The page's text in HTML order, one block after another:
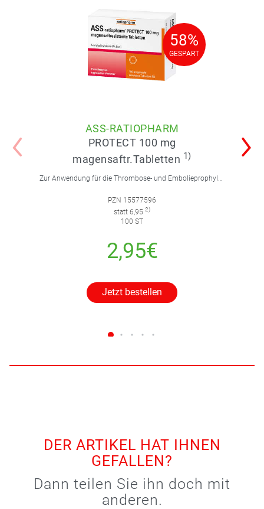
58%
GESPART
58%
GESPART
ASS-RATIOPHARM
PROTECT 100 mg
magensaftr.Tabletten 1)
Zur Anwendung für die Thrombose- und Embolieprophylaxe.
PZN 15577596
statt 6,95 2)
100 ST
2,95€
Jetzt bestellen
DER ARTIKEL HAT IHNEN
GEFALLEN?
Dann teilen Sie ihn doch mit
anderen.